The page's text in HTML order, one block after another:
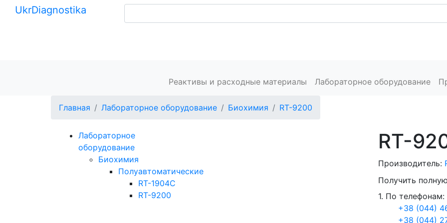
UkrDiagnostika
Реактивы и расходные материалы Лабораторное оборудование
Главная Лабораторное оборудование Биохимия RT-9200
Лабораторное
оборудование
Биохимия
Полуавтоматические
RT-1904C
RT-9200
RT-
Производитель:
Получить
1. По телефонам:
+38 (044)
+38 (044)